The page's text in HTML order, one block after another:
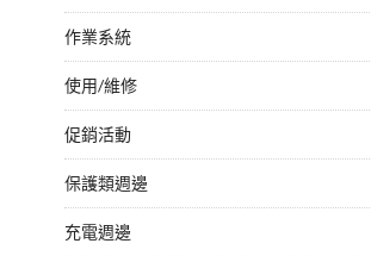
作業系統
使用/維修
促銷活動
保護類週邊
充電週邊